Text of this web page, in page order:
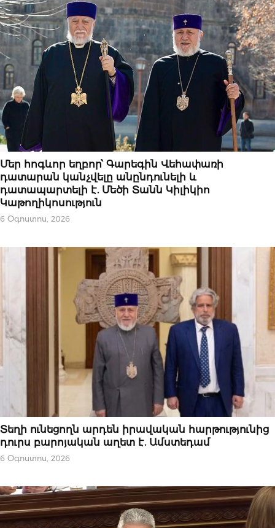
ԿԱՐԵՎՈՐԸ
Մեր հոգևոր եղբոր՝ Գարեգին Վեհափառի
դատարան կանչվելը անընդունելի և
դատապարտելի է. Մեծի Տանն Կիլիկիո
Կաթողիկոսություն
6 Օգոստոս, 2026
ԿԱՐԵՎՈՐԸ
Տեղի ունեցողն արդեն իրավական հարթությունից
դուրս բարոյական աղետ է. Ամստեդամ
6 Օգոստոս, 2026